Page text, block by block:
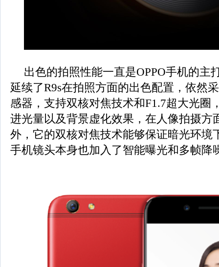
出色的拍照性能一直是OPPO手机的主
延续了R9s在拍照方面的出色配置，依然
感器，支持双核对焦技术和F1.7超大光圈
进光量以及背景虚化效果，在人像拍摄方
外，它的双核对焦技术能够保证暗光环境
手机镜头本身也加入了智能曝光和多帧降